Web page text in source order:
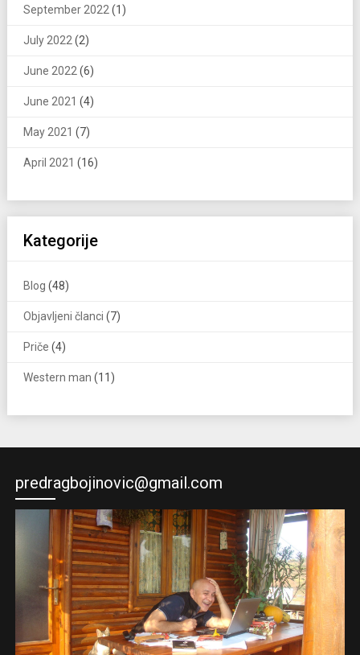
September 2022(1)
July 2022(2)
June 2022(6)
June 2021 (4)
May 2021 (7)
April 2021 (16)
Kategorije
Blog (48)
Objavljeni članci (7)
Priče (4)
Western man (11)
predragbojinovic@gmail.com